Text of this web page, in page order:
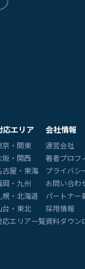
応エリア
京・関東
阪・関西
古屋・東海
岡・九州
幌・北海道
台・東北
応エリア一覧
会社情報
運営会社
著者プロフ
プライバシ
お問い合わ
パートナー
採用情報
資料ダウン